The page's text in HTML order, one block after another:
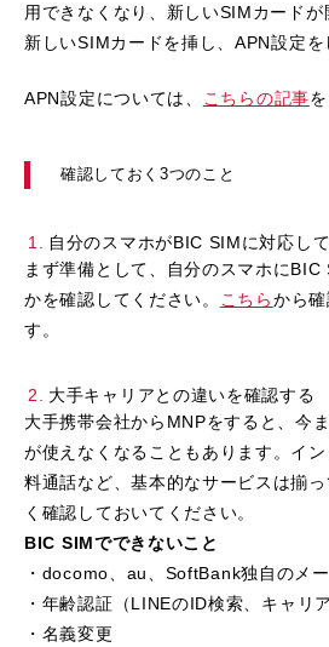
用できなくなり、新しいSIMカード
新しいSIMカードを挿し、APN設定を
APN設定については、 こちらの記事
確認しておく3つのこと
自分のスマホがBIC SIMに対応し
まず準備として、自分のスマホに
かを確認してください。
こちらから
す。
大手キャリアとの違いを確認する
大手携帯会社からMNPをすると、今
が使えなくなることもあります。イ
料通話など、基本的なサービスは揃
く確認しておいてください。
BIC SIMでできないこと
・docomo、au、SoftBank独自のメ
・年齢認証（LINEのID検索、キャリ
・名義変更